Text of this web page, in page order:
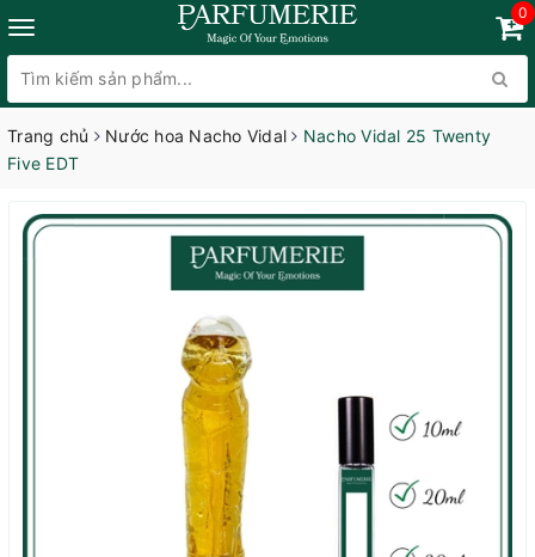
0
Trang chủ Nước hoa Nacho Vidal
Nacho Vidal 25 Twenty
Five EDT